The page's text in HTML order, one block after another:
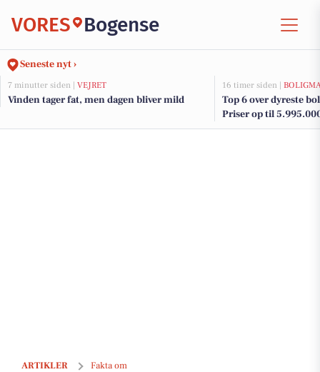
VORES Bogense
Seneste nyt ›
7 minutter siden | VEJRET
Vinden tager fat, men dagen bliver mild
16 timer siden |
Top 6 over dyreste
Priser op til
ARTIKLER Fakta om
Indbrudsraten i Nordfyns Kommune er faldet